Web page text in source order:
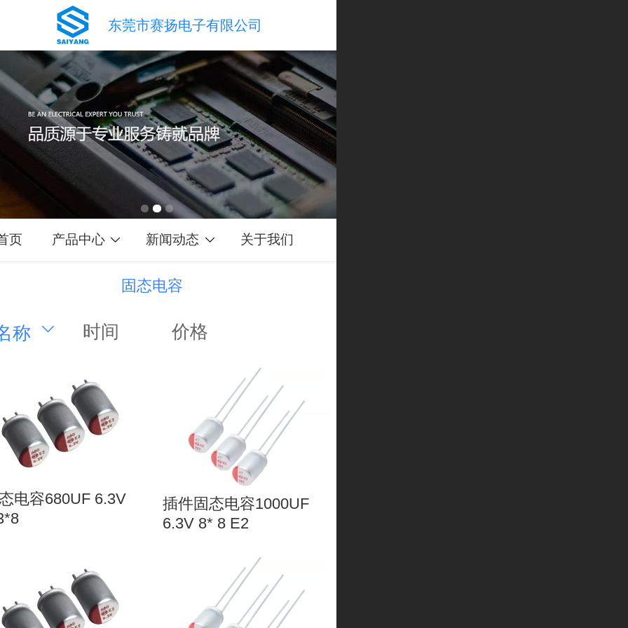
东莞市赛扬电子有限公司
页 产品中心 新闻动态 关于我们
固态电容
称 时间 价格
电容680UF 6.3V
插件固态电容1000UF
6.3V 8* 8 E2